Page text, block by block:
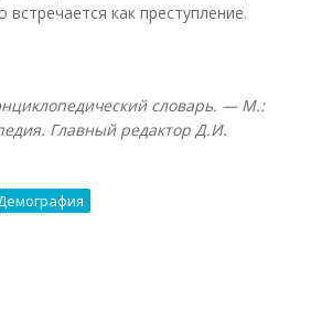
как преступление.
словарь. — М.:
Главный редактор Д.И.